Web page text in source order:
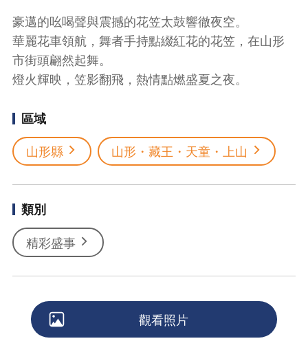
豪邁的吆喝聲與震撼的花笠太鼓響徹夜空。
華麗花車領航，舞者手持點綴紅花的花笠，在山形
市街頭翩然起舞。
燈火輝映，笠影翻飛，熱情點燃盛夏之夜。
區域
山形縣
山形・藏王・天童・上山
類別
精彩盛事
觀看照片